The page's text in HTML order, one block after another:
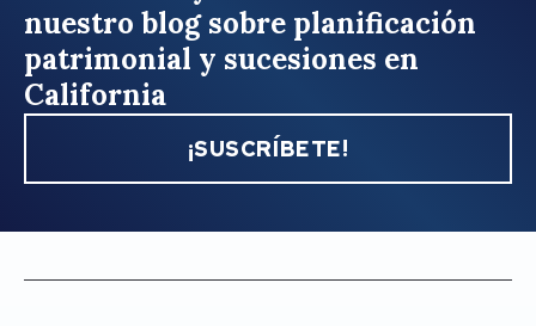
nuestro blog sobre planificación
patrimonial y sucesiones en
California
¡SUSCRÍBETE!